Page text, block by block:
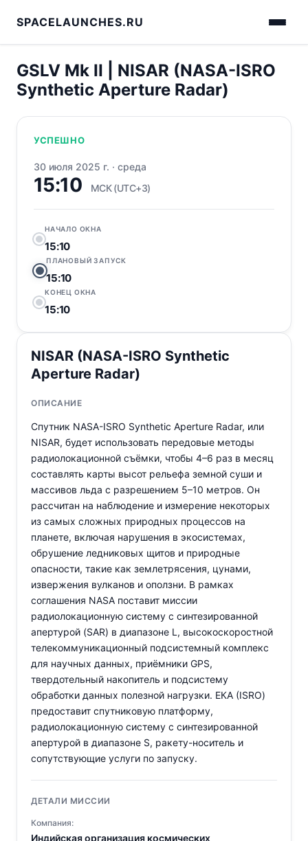
SPACELAUNCHES.RU
GSLV Mk II | NISAR (NASA-ISRO
Synthetic Aperture Radar)
УСПЕШНО
30 июля 2025 г. · среда
15:10 МСК (UTC+3)
НАЧАЛО ОКНА
15:10
ПЛАНОВЫЙ ЗАПУСК
15:10
КОНЕЦ ОКНА
15:10
NISAR (NASA-ISRO Synthetic
Aperture Radar)
ОПИСАНИЕ
Спутник NASA-ISRO Synthetic Aperture Radar, или
NISAR, будет использовать передовые методы
радиолокационной съёмки, чтобы 4–6 раз в месяц
составлять карты высот рельефа земной суши и
массивов льда с разрешением 5–10 метров. Он
рассчитан на наблюдение и измерение некоторых
из самых сложных природных процессов на
планете, включая нарушения в экосистемах,
обрушение ледниковых щитов и природные
опасности, такие как землетрясения, цунами,
извержения вулканов и оползни. В рамках
соглашения NASA поставит миссии
радиолокационную систему с синтезированной
апертурой (SAR) в диапазоне L, высокоскоростной
телекоммуникационный подсистемный комплекс
для научных данных, приёмники GPS,
твердотельный накопитель и подсистему
обработки данных полезной нагрузки. ЕКА (ISRO)
предоставит спутниковую платформу,
радиолокационную систему с синтезированной
апертурой в диапазоне S, ракету-носитель и
сопутствующие услуги по запуску.
ДЕТАЛИ МИССИИ
Компания:
Индийская организация космических